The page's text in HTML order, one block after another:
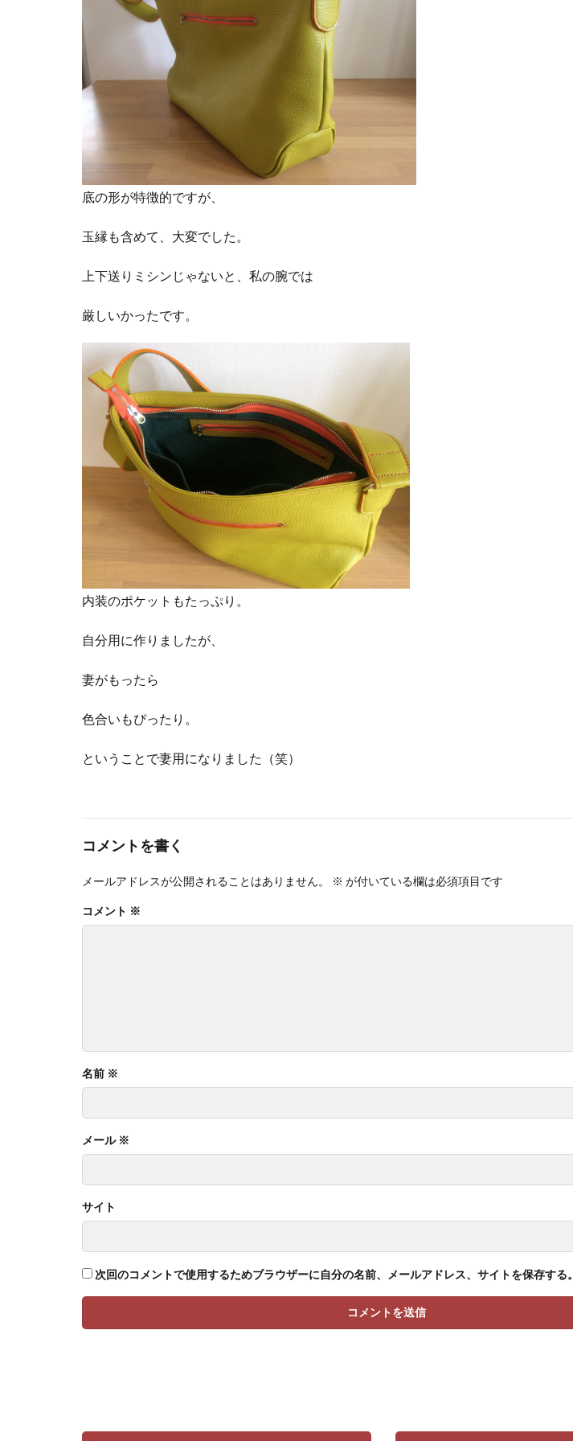
底の形が特徴的ですが、
玉縁も含めて、大変でした。
上下送りミシンじゃないと、私の腕では
厳しいかったです。
内装のポケットもたっぷり。
自分用に作りましたが、
妻がもったら
色合いもぴったり。
ということで妻用になりました（笑）
コメントを書く
メールアドレスが公開されることはありません。 ※ が付いている欄は必須項目です
コメント ※
名前 ※
メール ※
サイト
次回のコメントで使用するためブラウザーに自分の名前、メールアドレス、サイトを保存する。